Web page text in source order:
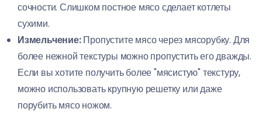
сочности. Слишком постное мясо сделает котлеты
сухими.
Измельчение:Пропустите мясо через мясорубку. Для
более нежной текстуры можно пропустить его дважды.
Если вы хотите получить более "мясистую" текстуру,
можно использовать крупную решетку или даже
порубить мясо ножом.